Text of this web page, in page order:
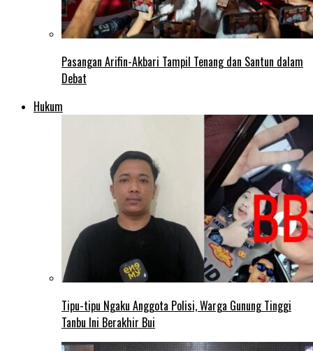
Pasangan Arifin-Akbari Tampil Tenang dan Santun dalam
Debat
Hukum
Tipu-tipu Ngaku Anggota Polisi, Warga Gunung Tinggi
Tanbu Ini Berakhir Bui